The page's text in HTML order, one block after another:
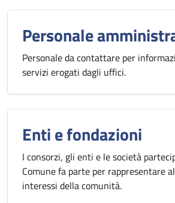
Personale
Personale da contattare per
servizi erogati dagli uffici.
Enti e fondazioni
I consorzi, gli enti e le società
Comune fa parte per rappresentare
interessi della comunità.